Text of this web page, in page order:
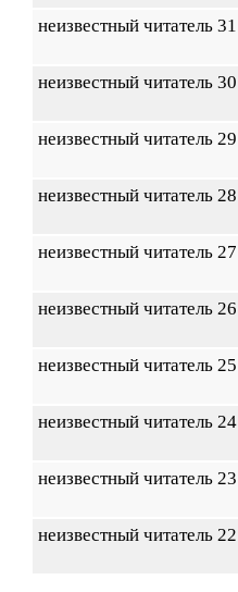
неизвестный читатель 31
неизвестный читатель 30
неизвестный читатель 29
неизвестный читатель 28
неизвестный читатель 27
неизвестный читатель 26
неизвестный читатель 25
неизвестный читатель 24
неизвестный читатель 23
неизвестный читатель 22